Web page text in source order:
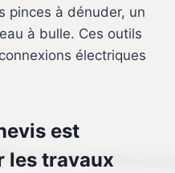
pinces à dénuder, un
à bulle. Ces outils
électriques
est
les travaux